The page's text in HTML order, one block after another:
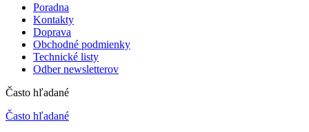
Poradna
Kontakty
Doprava
Obchodné podmienky
Technické listy
Odber newsletterov
Často hľadané
Často hľadané